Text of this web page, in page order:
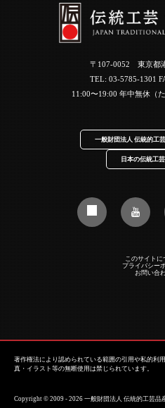
〒107-0052 東京都
TEL: 03-5785-1301
11:00〜19:00 年中無休（
一般財団法人 伝統的工
日本の伝統工
このサイトに
プライバシー
お問い合
著作権法により認められている範囲の引用や私的利
真・イラスト等の無断使用は禁じられています。
Copyright © 2009 - 2026 一般財団法人 伝統的工芸品